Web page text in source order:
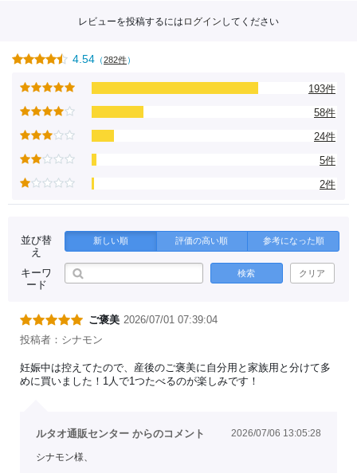
レビューを投稿するには ログイン してください
4.54 （282件）
193件
58件
24件
5件
2件
並び替
え
新しい順 評価の高い順 参考になった順
キーワ
ード
検索 クリア
ご褒美 2026/07/01 07:39:04
投稿者：シナモン
妊娠中は控えてたので、産後のご褒美に自分用と家族用と分けて多
めに買いました！1人で1つたべるのが楽しみです！
ルタオ通販センター からのコメント 2026/07/06 13:05:28
シナモン様、